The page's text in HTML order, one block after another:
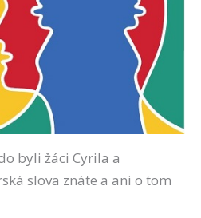
byli žáci Cyrila a
slova znáte a ani o tom